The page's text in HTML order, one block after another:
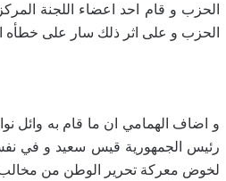
الحزب و قام احد اعضاء اللجنة
الحزب و على اثر ذلك سار على خطأه اكثر من 65 منخرط يمثلون اثر من 30‰
و اضاف الهمامي ان ما قام به وائل
رئيس الجمهورية قيس سعيد و في نفس
لخوض معركة تحرير الوطن من مخالب